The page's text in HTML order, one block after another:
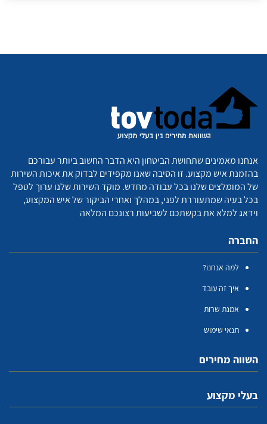
אנחנו מאמינים שתחושת הביטחון היא הדבר החשוב ביותר עבורכם
בהזמנת איש מקצוע. זו הסיבה שאנו מקפידים לבדוק את איכות השירות
של המומלצים שלנו בכל עבודה מחדש. מוקד השירות שלנו ערוך לטפל
בכל בעיה שמתעוררת לפני, במהלך ואחרי הביקור של איש המקצוע,
וידאג למלא את בקשתכם לשביעות רצונכם המלאה
החברה
למה אנחנו?
איך זה עובד
אמנת שרות
תנאי שימוש
השווה מחירים
בעלי מקצוע